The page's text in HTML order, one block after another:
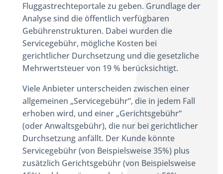
Fluggastrechteportale zu geben. Grundlage der
Analyse sind die öffentlich verfügbaren
Gebührenstrukturen. Dabei wurden die
Servicegebühr, mögliche Kosten bei
gerichtlicher Durchsetzung und die gesetzliche
Mehrwertsteuer von 19 % berücksichtigt.
Viele Anbieter unterscheiden zwischen einer
allgemeinen „Servicegebühr“, die in jedem Fall
erhoben wird, und einer „Gerichtsgebühr“
(oder Anwaltsgebühr), die nur bei gerichtlicher
Durchsetzung anfällt. Der Kunde könnte
Servicegebühr (von Beispielsweise 35%) plus
zusätzlich Gerichtsgebühr (von Beispielsweise